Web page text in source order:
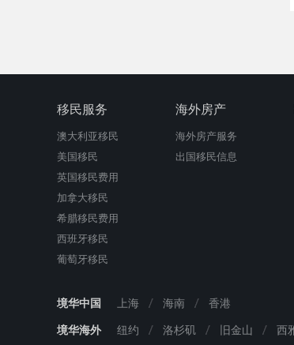
移民服务
澳大利亚移民
美国移民
英国移民费用
加拿大移民
希腊移民费用
西班牙移民
葡萄牙移民
海外房产
海外房产服务
出国移民信息
境华中国 上海 海南 香港
境华海外 纽约 洛杉矶 旧金山 西